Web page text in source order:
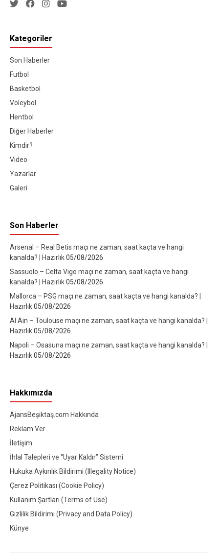
Kategoriler
Son Haberler
Futbol
Basketbol
Voleybol
Hentbol
Diğer Haberler
Kimdir?
Video
Yazarlar
Galeri
Son Haberler
Arsenal – Real Betis maçı ne zaman, saat kaçta ve hangi
kanalda? | Hazırlık05/08/2026
Sassuolo – Celta Vigo maçı ne zaman, saat kaçta ve hangi
kanalda? | Hazırlık05/08/2026
Mallorca – PSG maçı ne zaman, saat kaçta ve hangi kanalda? |
Hazırlık05/08/2026
Al Ain – Toulouse maçı ne zaman, saat kaçta ve hangi kanalda? |
Hazırlık05/08/2026
Napoli – Osasuna maçı ne zaman, saat kaçta ve hangi kanalda? |
Hazırlık05/08/2026
Hakkımızda
AjansBeşiktaş.com Hakkında
Reklam Ver
İletişim
İhlal Talepleri ve “Uyar Kaldır” Sistemi
Hukuka Aykırılık Bildirimi (Illegality Notice)
Çerez Politikası (Cookie Policy)
Kullanım Şartları (Terms of Use)
Gizlilik Bildirimi (Privacy and Data Policy)
Künye